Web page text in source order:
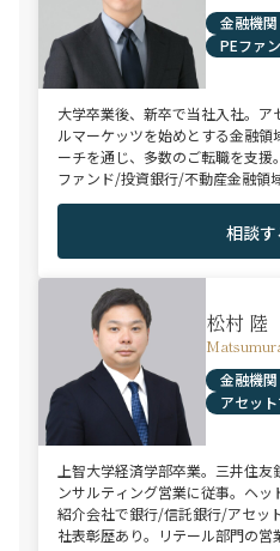
金融機関
PEファ
大学卒業後、新卒で当社入社。
ルマーケッツを始めとする金融
ーチを通じ、多数のご転職を支援
ファンド/投資銀行/不動産金融領
を目指す未経験のハイポテンシ
狙うミドル～ハイクラス層をご支
相談す
松村 陸
金融機関
アセッ
上智大学経済学部卒業。三井住
ンサルティング営業に従事。ヘ
紹介会社で銀行/信託銀行/アセッ
社表彰歴あり。リテール部門の